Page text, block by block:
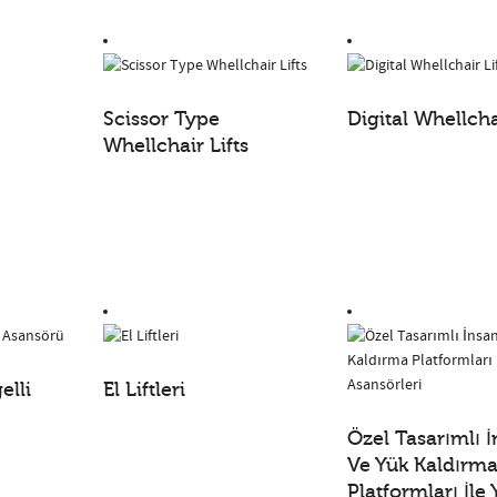
Scissor Type
Whellchair Lifts
Digital
El Liftleri
Özel Tasarımlı
Ve Yük Kaldırma
Platformları İle